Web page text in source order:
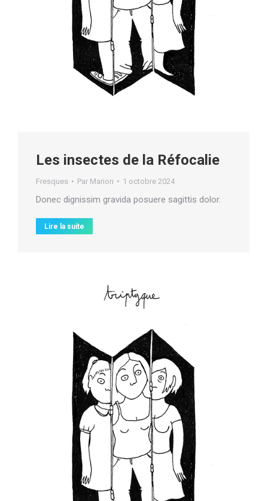
Les insectes de la Réfocalie
Fresques Par Marion 1 octobre 2024
Donec dignissim gravida posuere sagittis dolor.
Lire la suite